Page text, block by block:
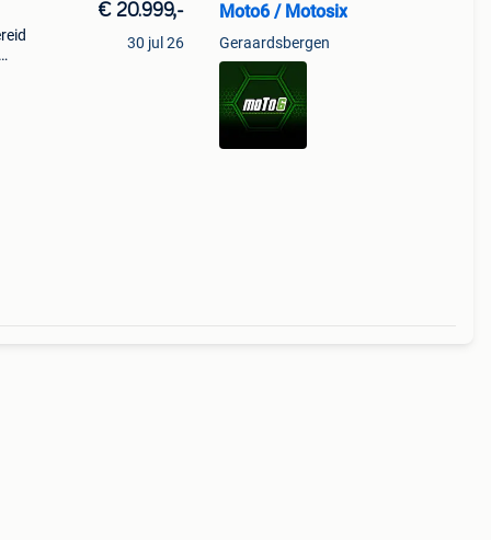
€ 20.999,-
30 jul 26
Moto6 / Motosix
Geraardsbergen